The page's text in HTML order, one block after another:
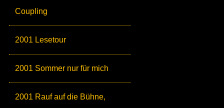
Coupling
2001 Lesetour
2001 Sommer nur für mich
2001 Rauf auf die Bühne,